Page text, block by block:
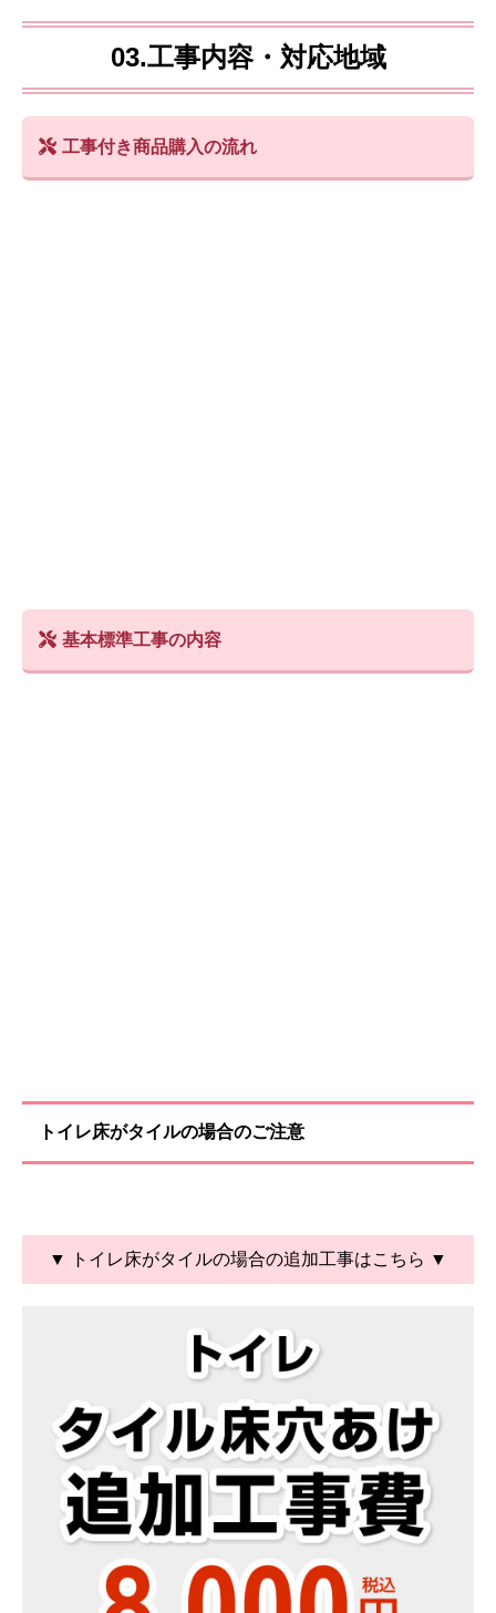
03.工事内容・対応地域
工事付き商品購入の流れ
基本標準工事の内容
トイレ床がタイルの場合のご注意
▼ トイレ床がタイルの場合の追加工事はこちら ▼